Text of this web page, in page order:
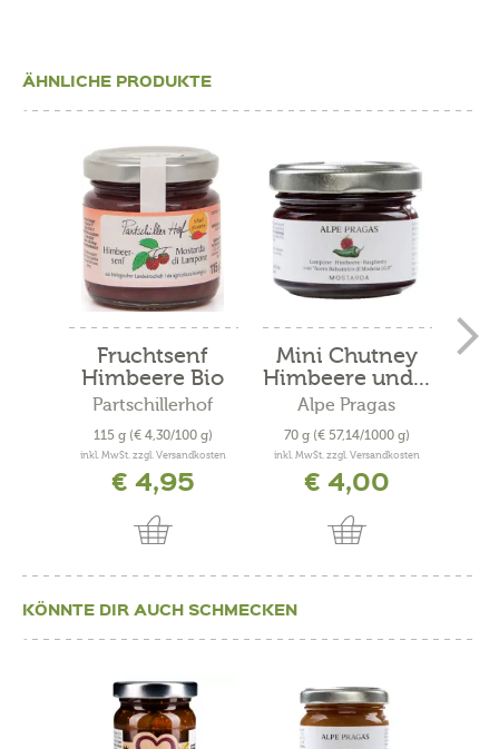
ÄHNLICHE PRODUKTE
Fruchtsenf
Himbeere Bio
Partschillerhof
115 g (€ 4,30/100 g)
inkl. MwSt. zzgl. Versandkosten
€ 4,95
Mini Chutney
Himbeere und...
Alpe Pragas
70 g (€ 57,14/1000 g)
inkl. MwSt. zzgl. Versandkosten
€ 4,00
KÖNNTE DIR AUCH SCHMECKEN